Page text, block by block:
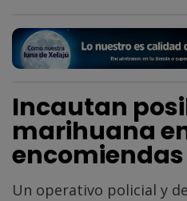
Incautan
marihuana
Un operativo policial y